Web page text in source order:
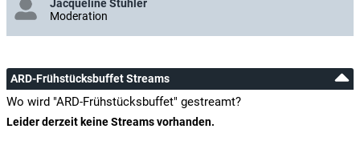
Jacqueline Stuhler
Moderation
ARD-Frühstücksbuffet Streams
Wo wird "ARD-Frühstücksbuffet" gestreamt?
Leider derzeit keine Streams vorhanden.